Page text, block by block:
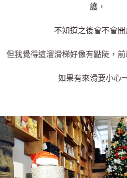
護，
不知道之後會不會開
但我覺得這溜滑梯好像有點陡，前
如果有來滑要小心